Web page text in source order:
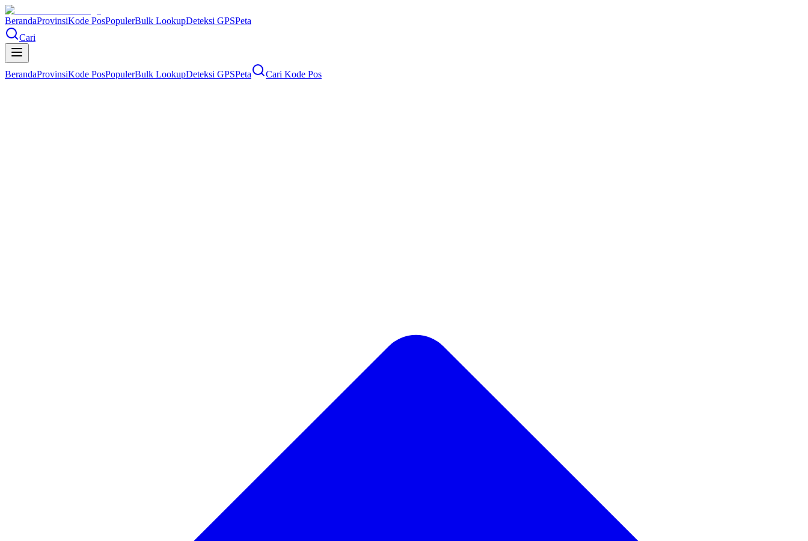
BerandaProvinsiKode PosPopulerBulk LookupDeteksi GPSPeta
Cari
BerandaProvinsiKode PosPopulerBulk LookupDeteksi GPSPeta Cari Kode Pos